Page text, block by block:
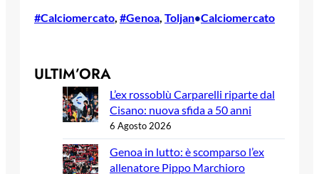
#Calciomercato, #Genoa, Toljan•Calciomercato
ULTIM’ORA
L’ex rossoblù Carparelli riparte dal
Cisano: nuova sfida a 50 anni
6 Agosto 2026
Genoa in lutto: è scomparso l’ex
allenatore Pippo Marchioro